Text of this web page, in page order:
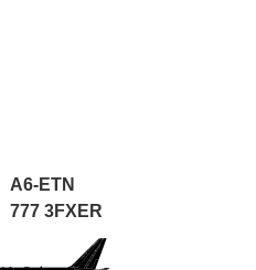
A6-ETN
777 3FXER